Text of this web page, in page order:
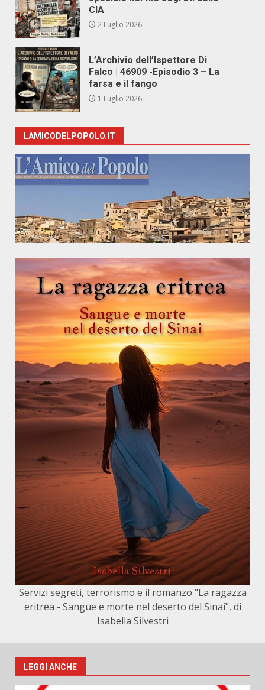
CIA
2 Luglio 2026
L’Archivio dell’Ispettore Di
Falco | 46909 -Episodio 3 – La
farsa e il fango
1 Luglio 2026
LAMICODELPOPOLO.IT
Servizi segreti, terrorismo e il romanzo "La ragazza
eritrea - Sangue e morte nel deserto del Sinai", di
Isabella Silvestri
LEGGI ANCHE